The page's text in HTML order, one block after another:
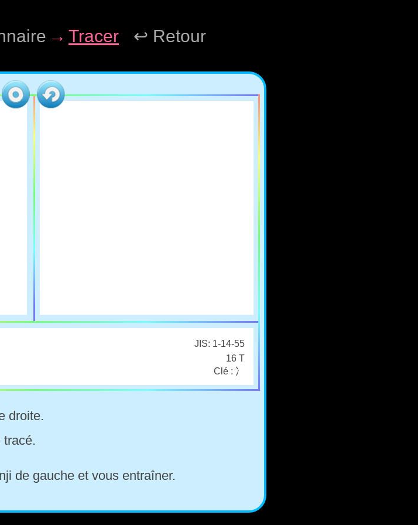
→ Tracer ↩ Retour
JIS: 1-14-55
16 T
Clé : 冫
droite.
tracé.
de gauche et vous entraîner.